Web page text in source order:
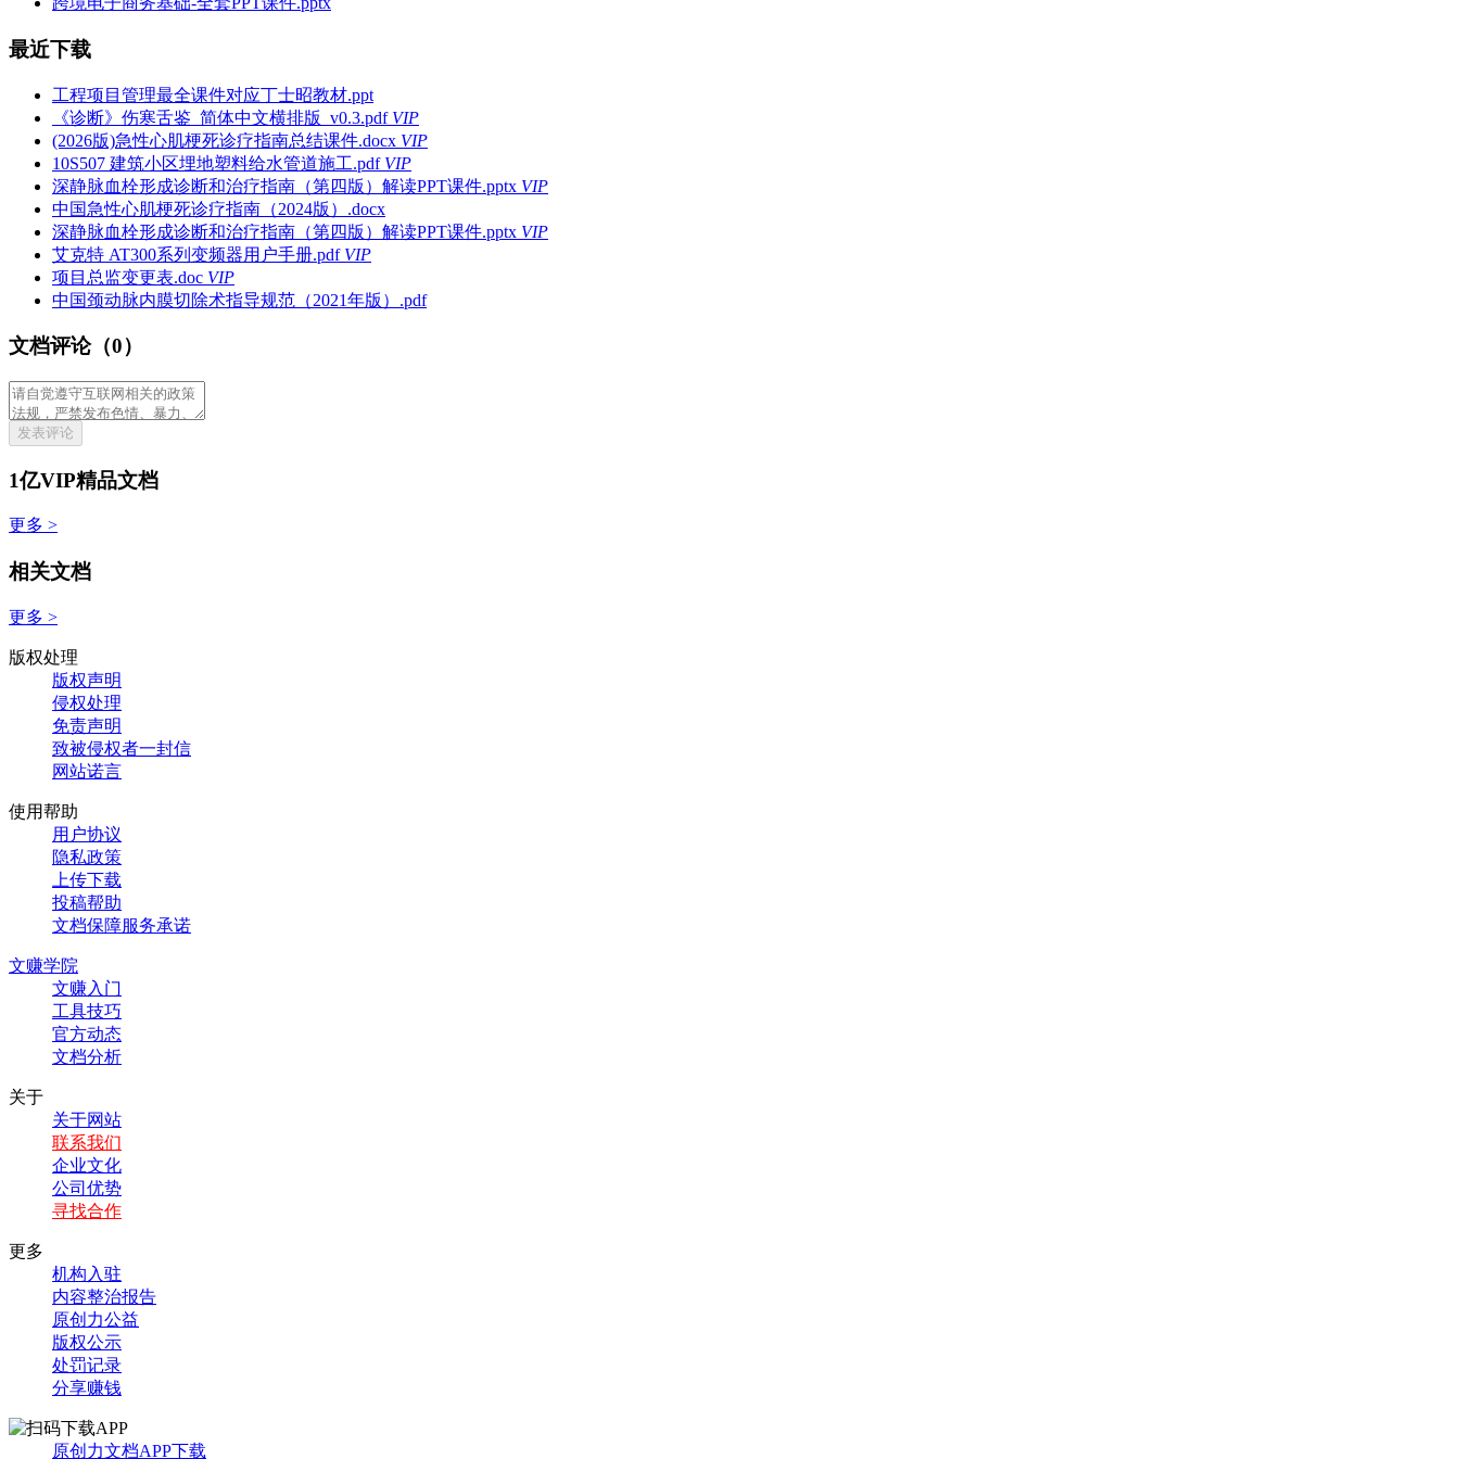
最近下载
工程项目管理最全课件对应丁士昭教材.ppt
《诊断》伤寒舌鉴_简体中文横排版_v0.3.pdf VIP
(2026版)急性心肌梗死诊疗指南总结课件.docx VIP
10S507 建筑小区埋地塑料给水管道施工.pdf VIP
深静脉血栓形成诊断和治疗指南（第四版）解读PPT课件.pptx VIP
中国急性心肌梗死诊疗指南（2024版）.docx
深静脉血栓形成诊断和治疗指南（第四版）解读PPT课件.pptx VIP
艾克特 AT300系列变频器用户手册.pdf VIP
项目总监变更表.doc VIP
中国颈动脉内膜切除术指导规范（2021年版）.pdf
文档评论（0）
发表评论
1亿VIP精品文档
更多 >
相关文档
更多 >
版权处理
版权声明
侵权处理
免责声明
致被侵权者一封信
网站诺言
使用帮助
用户协议
隐私政策
上传下载
投稿帮助
文档保障服务承诺
文赚学院
文赚入门
工具技巧
官方动态
文档分析
关于
关于网站
联系我们
企业文化
公司优势
寻找合作
更多
机构入驻
内容整治报告
原创力公益
版权公示
处罚记录
分享赚钱
原创力文档APP下载